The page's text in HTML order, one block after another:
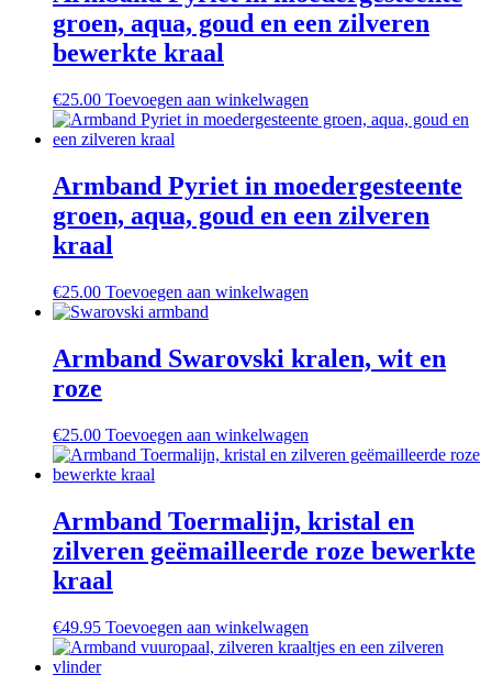
groen, aqua, goud en een zilveren
bewerkte kraal
€25.00 Toevoegen aan winkelwagen
Armband Pyriet in moedergesteente
groen, aqua, goud en een zilveren
kraal
€25.00 Toevoegen aan winkelwagen
Armband Swarovski kralen, wit en
roze
€25.00 Toevoegen aan winkelwagen
Armband Toermalijn, kristal en
zilveren geëmailleerde roze bewerkte
kraal
€49.95 Toevoegen aan winkelwagen